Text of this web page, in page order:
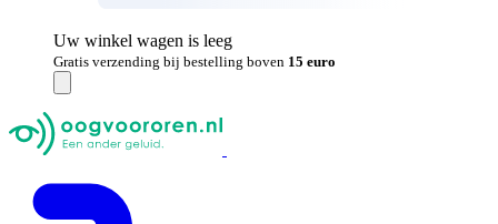
Uw winkel wagen is leeg
Gratis verzending bij bestelling boven 15 euro